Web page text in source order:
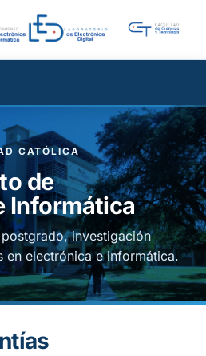
CATÓLICA
de
Informática
investigación
electrónica e informática.